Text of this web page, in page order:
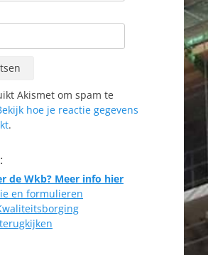
Akismet om spam te
hoe je reactie gegevens
.
de Wkb? Meer info hier
en formulieren